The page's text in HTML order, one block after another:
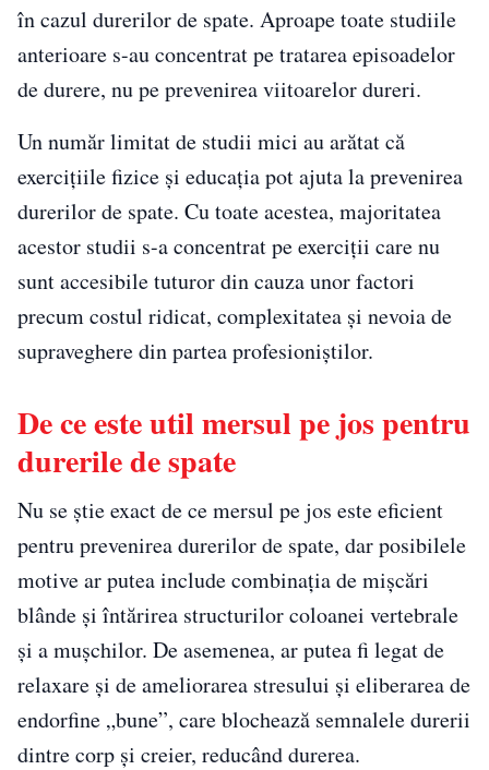
în cazul durerilor de spate. Aproape toate studiile
anterioare s-au concentrat pe tratarea episoadelor
de durere, nu pe prevenirea viitoarelor dureri.
Un număr limitat de studii mici au arătat că
exercițiile fizice și educația pot ajuta la prevenirea
durerilor de spate. Cu toate acestea, majoritatea
acestor studii s-a concentrat pe exerciții care nu
sunt accesibile tuturor din cauza unor factori
precum costul ridicat, complexitatea și nevoia de
supraveghere din partea profesioniștilor.
De ce este util mersul pe jos pentru
durerile de spate
Nu se știe exact de ce mersul pe jos este eficient
pentru prevenirea durerilor de spate, dar posibilele
motive ar putea include combinația de mișcări
blânde și întărirea structurilor coloanei vertebrale
și a mușchilor. De asemenea, ar putea fi legat de
relaxare și de ameliorarea stresului și eliberarea de
endorfine „bune”, care blochează semnalele durerii
dintre corp și creier, reducând durerea.